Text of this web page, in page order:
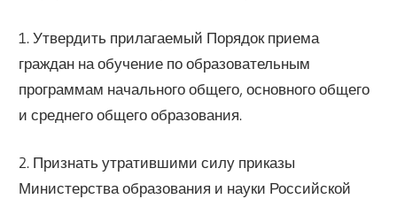
1. Утвердить прилагаемый Порядок приема
граждан на обучение по образовательным
программам начального общего, основного общего
и среднего общего образования.
2. Признать утратившими силу приказы
Министерства образования и науки Российской